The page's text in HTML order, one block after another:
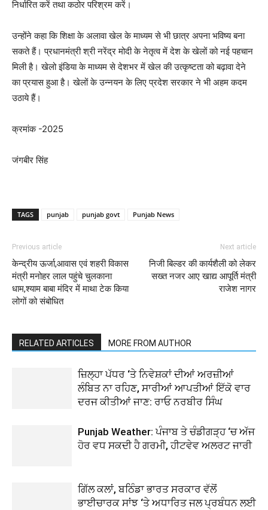
निर्धारित करें तथा कठोर परिश्रम करें।
उन्होंने कहा कि शिक्षा के अलावा खेल के माध्यम से भी छात्र अपना भविष्य बना
सकते हैं। प्रधानमंत्री श्री नरेंद्र मोदी के नेतृत्व में देश के खेलों को नई पहचान
मिली है। खेलो इंडिया के माध्यम से देशभर में खेल की उत्कृष्टता को बढ़ावा देने
का प्रयास हुआ है। खेलों के उन्नयन के लिए प्रदेश सरकार ने भी अहम कदम
उठाये हैं।
क्रमांक -2025
जंगबीर सिंह
TAGS punjab punjab govt Punjab News
Previous article
केन्द्रीय ऊर्जा,आवास एवं शहरी विकास
मंत्री मनोहर लाल पहुंचे चुलकाना
धाम,श्याम बाबा मंदिर में माथा टेक किया
लोगों को संबोधित
Next article
निजी बिल्डर की कार्यशैली को लेकर
सख्त नजर आए खाद्य आपूर्ति मंत्री
राजेश नागर
RELATED ARTICLES MORE FROM AUTHOR
ਜ਼ਿਲ੍ਹਾ ਪੱਧਰ ‘ਤੇ ਨਿਵੇਸ਼ਕਾਂ ਦੀਆਂ ਅਰਜ਼ੀਆਂ
ਲੰਬਿਤ ਨਾ ਰਹਿਣ, ਸਾਰੀਆਂ ਆਪਤੀਆਂ ਇੱਕੋ ਵਾਰ
ਦਰਜ ਕੀਤੀਆਂ ਜਾਣ: ਰਾਓ ਨਰਬੀਰ ਸਿੰਘ
Punjab Weather: ਪੰਜਾਬ ਤੇ ਚੰਡੀਗੜ੍ਹ ‘ਚ ਅੱਜ
ਹੋਰ ਵਧ ਸਕਦੀ ਹੈ ਗਰਮੀ, ਹੀਟਵੇਵ ਅਲਰਟ ਜਾਰੀ
ਗਿੱਲ ਕਲਾਂ, ਬਠਿੰਡਾ ਭਾਰਤ ਸਰਕਾਰ ਵੱਲੋਂ
ਭਾਈਚਾਰਕ ਸਾਂਝ ‘ਤੇ ਅਧਾਰਿਤ ਜਲ ਪ੍ਰਬੰਧਨ ਲਈ